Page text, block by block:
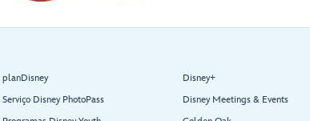
planDisney
Serviço Disney PhotoPass
Disney+
Disney Meetings & Events